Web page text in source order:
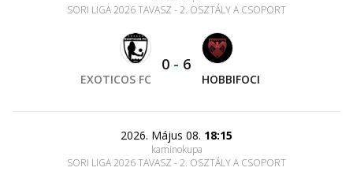
SORI LIGA 2026 TAVASZ - 2. OSZTÁLY A CSOPORT
EXOTICOS FC
0 - 6
HOBBIFOCI
2026. Május 08. 18:15
kaminokupa
SORI LIGA 2026 TAVASZ - 2. OSZTÁLY A CSOPORT